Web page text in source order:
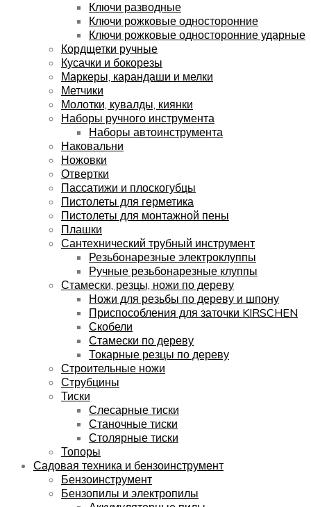
Ключи разводные
Ключи рожковые односторонние
Ключи рожковые односторонние ударные
Кордщетки ручные
Кусачки и бокорезы
Маркеры, карандаши и мелки
Метчики
Молотки, кувалды, киянки
Наборы ручного инструмента
Наборы автоинструмента
Наковальни
Ножовки
Отвертки
Пассатижи и плоскогубцы
Пистолеты для герметика
Пистолеты для монтажной пены
Плашки
Сантехнический трубный инструмент
Резьбонарезные электроклуппы
Ручные резьбонарезные клуппы
Стамески, резцы, ножи по дереву
Ножи для резьбы по дереву и шпону
Приспособления для заточки KIRSCHEN
Скобели
Стамески по дереву
Токарные резцы по дереву
Строительные ножи
Струбцины
Тиски
Слесарные тиски
Станочные тиски
Столярные тиски
Топоры
Садовая техника и бензоинструмент
Бензоинструмент
Бензопилы и электропилы